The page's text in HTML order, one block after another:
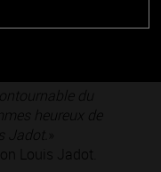
des maisons
du
heureux de
Jadot.
Louis Jadot.